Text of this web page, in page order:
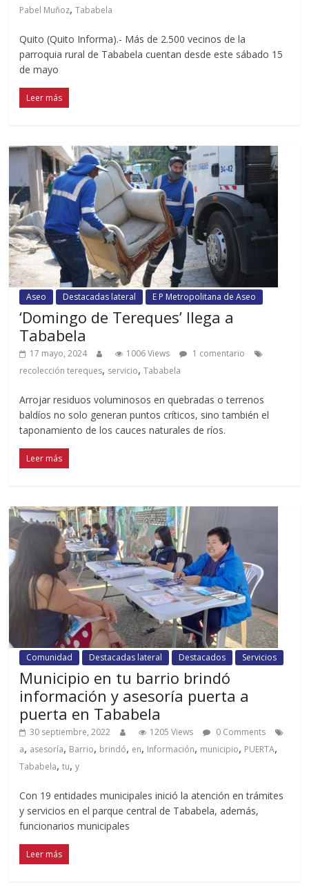
Pabel Muñoz,Tababela
Quito (Quito Informa).- Más de 2.500 vecinos de la
parroquia rural de Tababela cuentan desde este sábado 15
de mayo
Leer más
Aseo Destacadas lateral E P Metropolitana de Aseo
‘Domingo de Tereques’ llega a
Tababela
17 mayo, 2024 1006 Views
1 comentario
recolección tereques, servicio,Tababela
Arrojar residuos voluminosos en quebradas o terrenos
baldíos no solo generan puntos críticos, sino también el
taponamiento de los cauces naturales de ríos.
Leer más
Comunidad Destacadas lateral Destacados Servicios
Municipio en tu barrio brindó
información y asesoría puerta a
puerta en Tababela
30 septiembre, 2022 1205 Views
0 Comments
a, asesoría, Barrio, brindó, en, Información, municipio, PUERTA,
Tababela,tu,y
Con 19 entidades municipales inició la atención en trámites
y servicios en el parque central de Tababela, además,
funcionarios municipales
Leer más